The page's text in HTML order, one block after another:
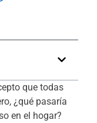
que todas
¿qué pasaría
en el hogar?